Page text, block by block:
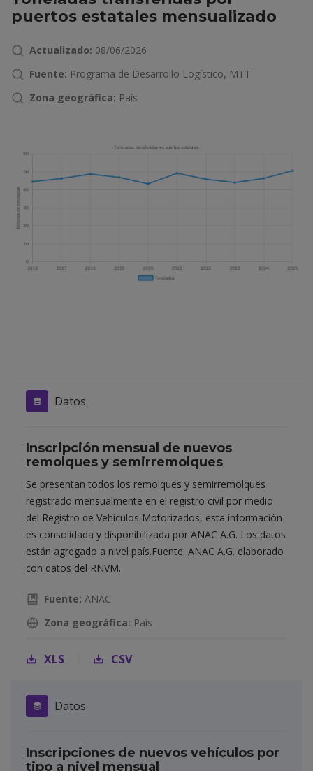
puertos estatales mensualizado
Actualizado: 08/06/2026
Fuente: Programa de Desarrollo Logístico, MTT
Zona geográfica: País
Datos
Inscripción mensual de nuevos
remolques y semirremolques
Se presentan todos los remolques y semirremolques
registrado mensualmente en el registro civil por medio
del Registro de Vehículos Motorizados, esta información
es consolidada y disponibilizada por ANAC A.G. Los datos
están agregado a nivel país.Fuente: ANAC A.G. elaborado
con datos del RNVM.
Fuente: ANAC
Zona geográfica: País
XLS CSV
Datos
Inscripciones de nuevos vehículos por
tipo a nivel mensual